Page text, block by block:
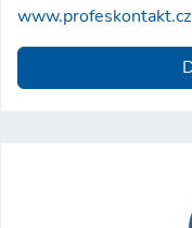
www.profeskontakt.cz